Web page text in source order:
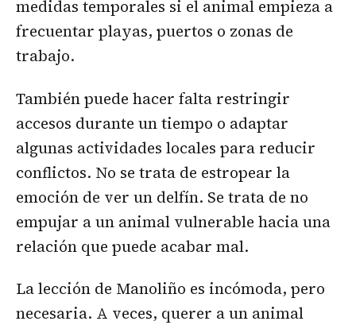
medidas temporales si el animal empieza a
frecuentar playas, puertos o zonas de
trabajo.
También puede hacer falta restringir
accesos durante un tiempo o adaptar
algunas actividades locales para reducir
conflictos. No se trata de estropear la
emoción de ver un delfín. Se trata de no
empujar a un animal vulnerable hacia una
relación que puede acabar mal.
La lección de Manoliño es incómoda, pero
necesaria. A veces, querer a un animal